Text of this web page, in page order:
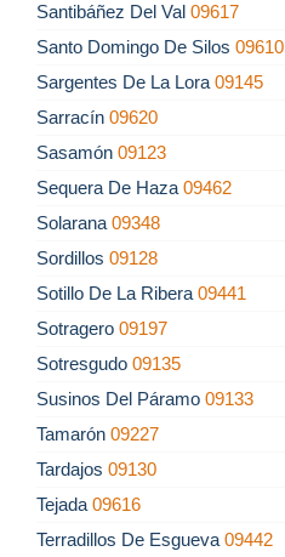
Santibáñez Del Val 09617
Santo Domingo De Silos 09610
Sargentes De La Lora 09145
Sarracín 09620
Sasamón 09123
Sequera De Haza 09462
Solarana 09348
Sordillos 09128
Sotillo De La Ribera 09441
Sotragero 09197
Sotresgudo 09135
Susinos Del Páramo 09133
Tamarón 09227
Tardajos 09130
Tejada 09616
Terradillos De Esgueva 09442